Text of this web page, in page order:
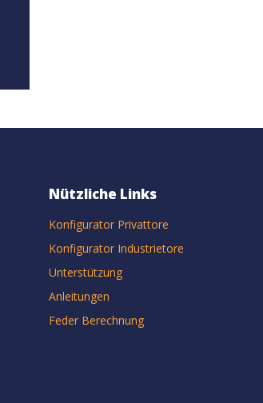
Nützliche Links
Konfigurator Privattore
Konfigurator Industrietore
Unterstützung
Anleitungen
Feder Berechnung